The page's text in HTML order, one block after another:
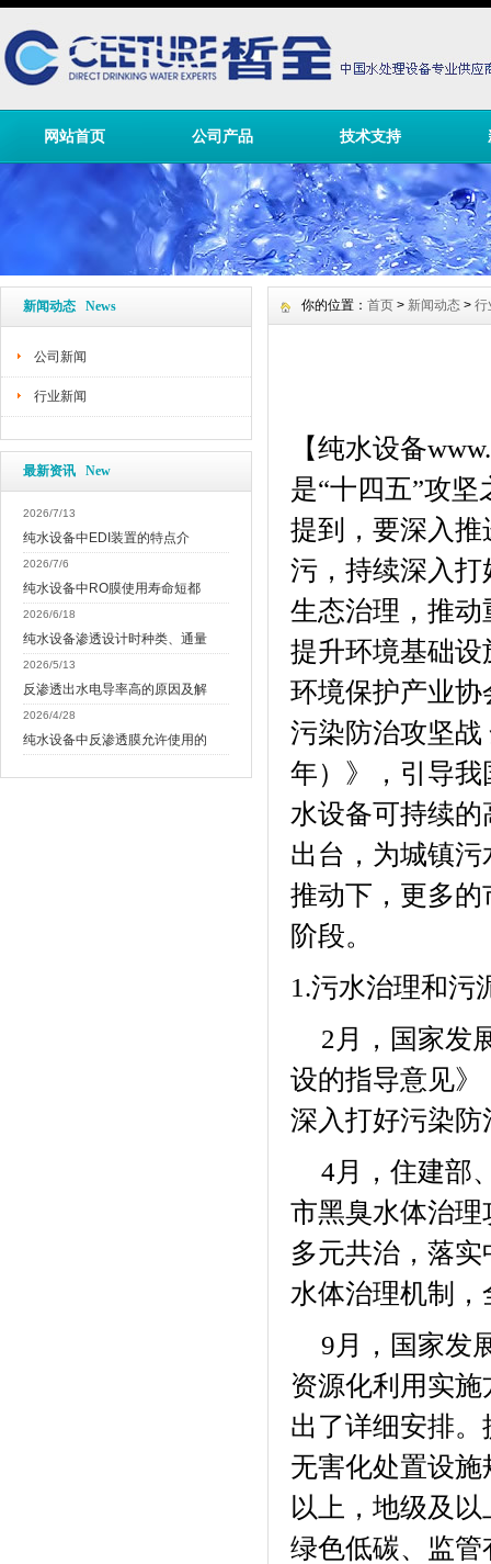
网站首页 公司产品 技术支持
新闻动态 News
公司新闻
行业新闻
最新资讯 New
2026/7/13
纯水设备中EDI装置的特点介
2026/7/6
纯水设备中RO膜使用寿命短都
2026/6/18
纯水设备渗透设计时种类、通量
2026/5/13
反渗透出水电导率高的原因及解
2026/4/28
纯水设备中反渗透膜允许使用的
你的位置： 首页 > 新闻动态 > 行
【纯水设备
是“十四五”攻
提到，要深入
污，持续深入
生态治理，推
提升环境基础
环境保护产业
污染防治攻坚
年）》，引导
水设备可持续的
出台，为城镇
推动下，更多
阶段。
1.污水治理和污
2 月，国家发
设的指导意见
深入打好污染防
4月，住建部
市黑臭水体治
多元共治，落
水体治理机制
9 月，国家发
资源化利用实
出了详细安排。
无害化处置设
以上，地级及
绿色低碳、监